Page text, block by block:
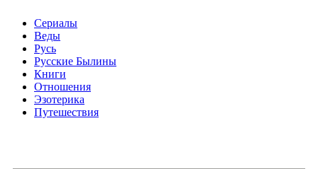
Сериалы
Веды
Русь
Русские Былины
Книги
Отношения
Эзотерика
Путешествия